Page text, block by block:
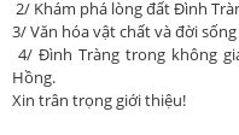
2/ Khám phá lòng đất Đình
3/ Văn hóa vật chất và đời
4/ Đình Tràng trong không
Hồng.
Xin trân trọng giới thiệu!